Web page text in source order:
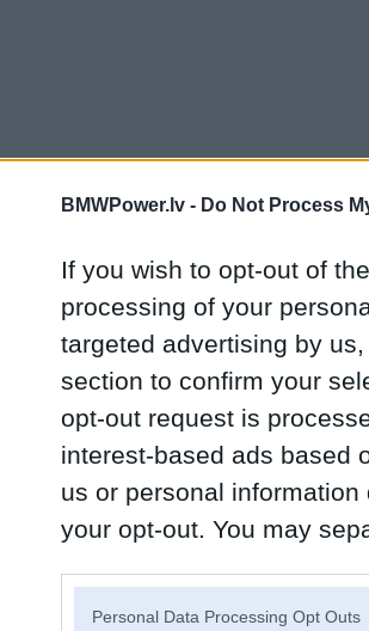
BMWPower.lv - Do Not Process
If you wish to opt-out of
processing of your
targeted advertising by
section to confirm your
opt-out request is
interest-based ads based
us or personal
your opt-out. You may
Personal Data Processing Opt Outs